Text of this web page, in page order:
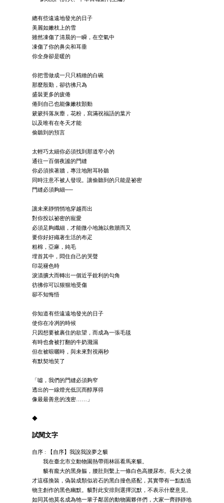
總有些遠遠地發光的日子
美麗如嫩枝上的雪
雖然凍傷了清晨的一瞬，在空氣中
凍傷了你的鼻尖和耳垂
你全身卻是暖的
你把雪做成一只只精緻的白碗
那麼殷勤，卻彷彿只為
盛裝更多的疲倦
倦到自己也能像嫩枝顫動
簌簌抖落灰塵，花粉，寫滿祝福語的葉片
以及唯有在冬天才能
偷聽到的預言
太輕巧太細你必須找到那道窄小的
通往一百個夜謐的門縫
你必須挨著牆，專注地附耳聆聽
同時注意不被人發現。讓偷聽到的只能是祕密
門縫必須夠細──
讓未來靜悄悄地穿越而出
對你投以祕密的寵愛
必須足夠纖細，才能微小地施以救贖而又
要你好好織著生活的布疋
粗棉，亞麻，純毛
埋首其中，悶住自己的哭聲
印花褪色時
淚漬擴大而轉出一個近乎銳利的勾角
彷彿你可以狠狠地受傷
卻不知悔悟
你知道有些遠遠地發光的日子
使你在冷冽的時候
只因想要被裹住的欲望，而成為一張毛毯
有時也會被打翻的牛奶濺濕
但在被晾曬時，與未來對視兩秒
有默契地笑了
「噓，我們的門縫必須夠窄
透出的一線燈光低沉而醇厚得
像最最善意的洩密……」
◆
試閱文字
自序 : 【自序】我說我說夢之貘
我在臺北市立動物園熱帶雨林區看馬來貘。
貘有龐大的黑身軀，腰肚則繫上一條白色高腰尿布。長大之後
才這樣換裝，偽裝成類似岩石的黑白撞色搭配，其實帶有一點點造
物主創作的黑色幽默。貘對此安排則選擇沉默，不表示什麼意見。
如同其他莫名成為牠一輩子鄰居的動物園夥伴們，大家一齊靜靜地